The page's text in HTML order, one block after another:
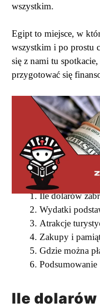
wszystkim.
Egipt to miejsce, w
wszystkim i po prostu
się z nami tu
przygotować się
SPIS TREŚCI
Ile dolarów
Wydatki
Atrakcje
Zakupy i
Gdzie można
Podsumowanie
Ile